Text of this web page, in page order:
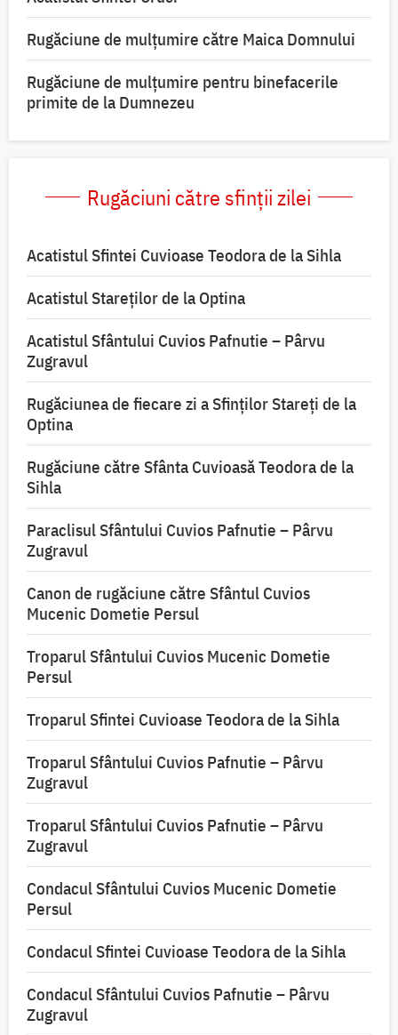
Rugăciune de mulţumire către Maica Domnului
Rugăciune de mulțumire pentru binefacerile
primite de la Dumnezeu
Rugăciuni către sfinții zilei
Acatistul Sfintei Cuvioase Teodora de la Sihla
Acatistul Stareţilor de la Optina
Acatistul Sfântului Cuvios Pafnutie – Pârvu
Zugravul
Rugăciunea de fiecare zi a Sfinților Stareți de la
Optina
Rugăciune către Sfânta Cuvioasă Teodora de la
Sihla
Paraclisul Sfântului Cuvios Pafnutie – Pârvu
Zugravul
Canon de rugăciune către Sfântul Cuvios
Mucenic Dometie Persul
Troparul Sfântului Cuvios Mucenic Dometie
Persul
Troparul Sfintei Cuvioase Teodora de la Sihla
Troparul Sfântului Cuvios Pafnutie – Pârvu
Zugravul
Troparul Sfântului Cuvios Pafnutie – Pârvu
Zugravul
Condacul Sfântului Cuvios Mucenic Dometie
Persul
Condacul Sfintei Cuvioase Teodora de la Sihla
Condacul Sfântului Cuvios Pafnutie – Pârvu
Zugravul